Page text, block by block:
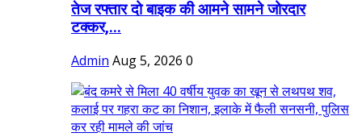
तेज रफ्तार दो बाइक की आमने सामने जोरदार
टक्कर,...
Admin Aug 5, 2026 0